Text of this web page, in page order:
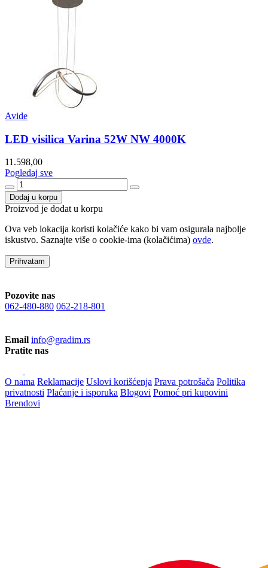
Avide
LED visilica Varina 52W NW 4000K
11.598,00
Pogledaj sve
Dodaj u korpu
Proizvod je dodat u korpu
Ova veb lokacija koristi kolačiće kako bi vam osigurala najbolje
iskustvo. Saznajte više o cookie-ima (kolačićima) ovde.
Prihvatam
Pozovite nas
062-480-880 062-218-801
Email info@gradim.rs
Pratite nas
O nama Reklamacije Uslovi korišćenja Prava potrošača Politika
privatnosti Plaćanje i isporuka Blogovi Pomoć pri kupovini
Brendovi